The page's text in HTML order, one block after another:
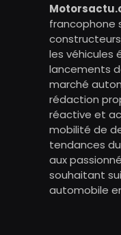
francophone
les véhicules
lancements
marché
rédaction
réactive et
mobilité de
tendances
aux
souhaitant
automobile